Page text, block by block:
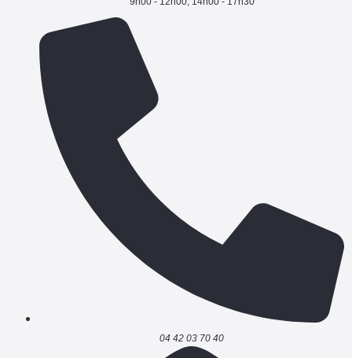
04 42 03 70 40